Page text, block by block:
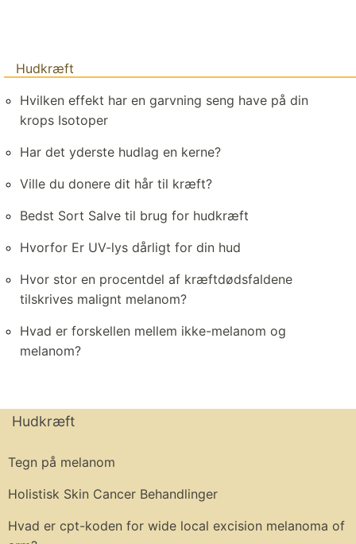
Hudkræft
Hvilken effekt har en garvning seng have på din
krops Isotoper
Har det yderste hudlag en kerne?
Ville du donere dit hår til kræft?
Bedst Sort Salve til brug for hudkræft
Hvorfor Er UV-lys dårligt for din hud
Hvor stor en procentdel af kræftdødsfaldene
tilskrives malignt melanom?
Hvad er forskellen mellem ikke-melanom og
melanom?
Hudkræft
Tegn på melanom
Holistisk Skin Cancer Behandlinger
Hvad er cpt-koden for wide local excision melanoma of